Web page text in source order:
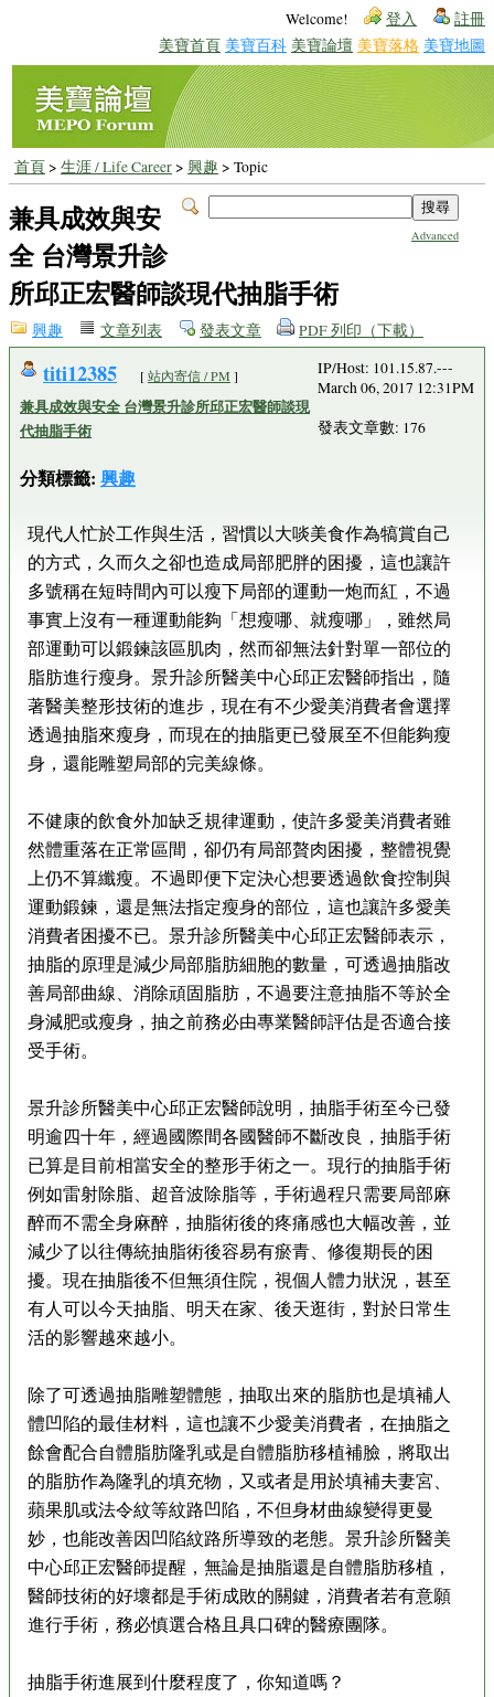
Welcome! 登入 註冊
美寶首頁 美寶百科 美寶論壇 美寶落格 美寶地圖
首頁> 生涯 / Life Career> 興趣 > Topic
Advanced
兼具成效與安
全 台灣景升診
所邱正宏醫師談現代抽脂手術
興趣 文章列表 發表文章 PDF 列印（下載）
titi12385 [站內寄信 / PM ]
兼具成效與安全 台灣景升診所邱正宏醫師談現
代抽脂手術
分類標籤: 興趣
IP/Host: 101.15.87.---
March 06, 2017 12:31PM
發表文章數: 176
現代人忙於工作與生活，習慣以大啖美食作為犒賞自己
的方式，久而久之卻也造成局部肥胖的困擾，這也讓許
多號稱在短時間內可以瘦下局部的運動一炮而紅，不過
事實上沒有一種運動能夠「想瘦哪、就瘦哪」，雖然局
部運動可以鍛鍊該區肌肉，然而卻無法針對單一部位的
脂肪進行瘦身。景升診所醫美中心邱正宏醫師指出，隨
著醫美整形技術的進步，現在有不少愛美消費者會選擇
透過抽脂來瘦身，而現在的抽脂更已發展至不但能夠瘦
身，還能雕塑局部的完美線條。
不健康的飲食外加缺乏規律運動，使許多愛美消費者雖
然體重落在正常區間，卻仍有局部贅肉困擾，整體視覺
上仍不算纖瘦。不過即便下定決心想要透過飲食控制與
運動鍛鍊，還是無法指定瘦身的部位，這也讓許多愛美
消費者困擾不已。景升診所醫美中心邱正宏醫師表示，
抽脂的原理是減少局部脂肪細胞的數量，可透過抽脂改
善局部曲線、消除頑固脂肪，不過要注意抽脂不等於全
身減肥或瘦身，抽之前務必由專業醫師評估是否適合接
受手術。
景升診所醫美中心邱正宏醫師說明，抽脂手術至今已發
明逾四十年，經過國際間各國醫師不斷改良，抽脂手術
已算是目前相當安全的整形手術之一。現行的抽脂手術
例如雷射除脂、超音波除脂等，手術過程只需要局部麻
醉而不需全身麻醉，抽脂術後的疼痛感也大幅改善，並
減少了以往傳統抽脂術後容易有瘀青、修復期長的困
擾。現在抽脂後不但無須住院，視個人體力狀況，甚至
有人可以今天抽脂、明天在家、後天逛街，對於日常生
活的影響越來越小。
除了可透過抽脂雕塑體態，抽取出來的脂肪也是填補人
體凹陷的最佳材料，這也讓不少愛美消費者，在抽脂之
餘會配合自體脂肪隆乳或是自體脂肪移植補臉，將取出
的脂肪作為隆乳的填充物，又或者是用於填補夫妻宮、
蘋果肌或法令紋等紋路凹陷，不但身材曲線變得更曼
妙，也能改善因凹陷紋路所導致的老態。景升診所醫美
中心邱正宏醫師提醒，無論是抽脂還是自體脂肪移植，
醫師技術的好壞都是手術成敗的關鍵，消費者若有意願
進行手術，務必慎選合格且具口碑的醫療團隊。
抽脂手術進展到什麼程度了，你知道嗎？